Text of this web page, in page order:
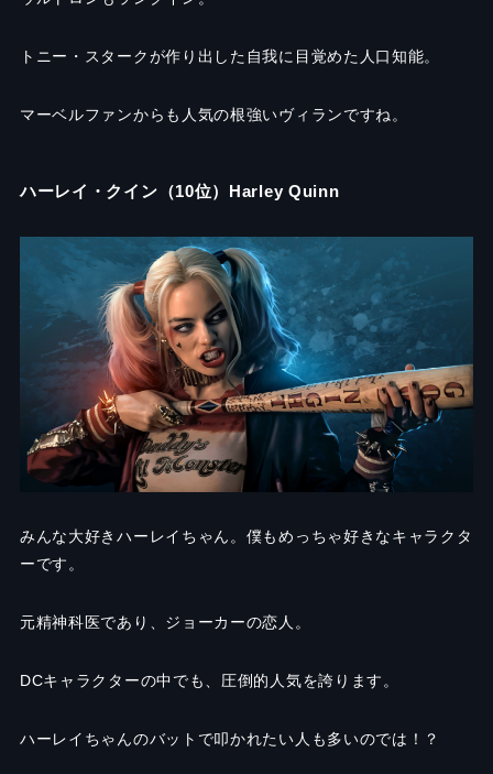
トニー・スタークが作り出した自我に目覚めた人口知能。
マーベルファンからも人気の根強いヴィランですね。
ハーレイ・クイン（10位）Harley Quinn
みんな大好きハーレイちゃん。僕もめっちゃ好きなキャラクタ
ーです。
元精神科医であり、ジョーカーの恋人。
DCキャラクターの中でも、圧倒的人気を誇ります。
ハーレイちゃんのバットで叩かれたい人も多いのでは！？